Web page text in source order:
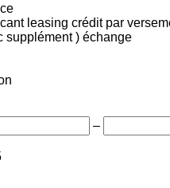
leasing crédit par
supplément ) échange
–